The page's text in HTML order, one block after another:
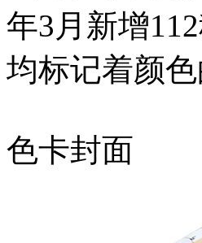
年3月新增
均标记着颜
色卡封面